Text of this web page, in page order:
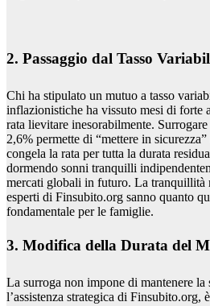
2. Passaggio dal Tasso
Chi ha stipulato un mutuo a tasso
inflazionistiche ha vissuto mesi di forte
rata lievitare inesorabilmente.
2,6% permette di “mettere in
congela la rata per tutta la durata
dormendo sonni tranquilli
mercati globali in futuro. La tranquillità
esperti di Finsubito.org sanno quanto
fondamentale per le famiglie.
3. Modifica della Durata del
La surroga non impone di mantenere la
l’assistenza strategica di Finsubito.org,